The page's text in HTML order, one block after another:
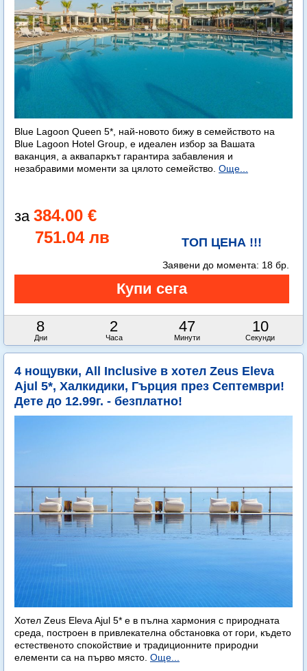
Blue Lagoon Queen 5*, най-новото бижу в семейството на
Blue Lagoon Hotel Group, е идеален избор за Вашата
ваканция, а аквапаркът гарантира забавления и
незабравими моменти за цялото семейство. Още...
384.00 €
751.04 лв
ТОП ЦЕНА !!!
8
Дни
2
Часа
47
Минути
8
Секунди
Заявени до момента: 18 бр.
4 нощувки, All Inclusive в хотел Zeus Eleva
Ajul 5*, Халкидики, Гърция през Септември!
Дете до 12.99г. - безплатно!
Хотел Zeus Eleva Ajul 5* е в пълна хармония с природната
среда, построен в привлекателна обстановка от гори, където
естественото спокойствие и традиционните природни
елементи са на първо място. Още...